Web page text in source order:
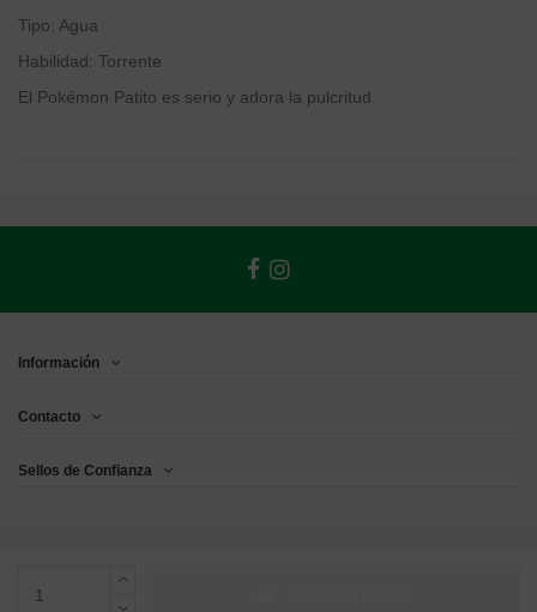
Tipo: Agua
Habilidad: Torrente
El Pokémon Patito es serio y adora la pulcritud.
Información
Contacto
Sellos de Confianza